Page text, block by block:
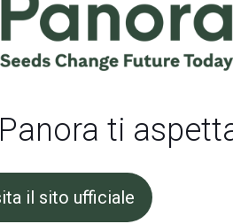
coltiva molte eccezionali
un importante tassello
at Mitsui & Co. – e rappresentino
forte dinamismo, abbiamo
accelerare le innovazioni,
ti
il sito ufficiale